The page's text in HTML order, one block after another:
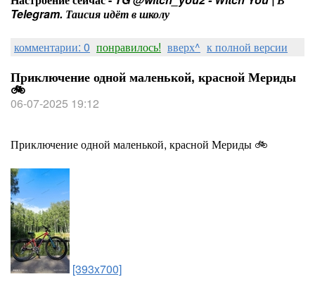
Telegram. Таисия идёт в школу
комментарии: 0 понравилось! вверх^ к полной версии
Приключение одной маленькой, красной Мериды
🚲
06-07-2025 19:12
Приключение одной маленькой, красной Мериды 🚲
[393x700]